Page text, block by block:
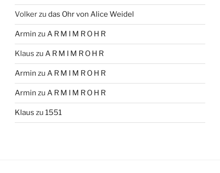
Volkerzu das Ohr von Alice Weidel
Armin zu A R M I M R O H R
Klaus zu A R M I M R O H R
Armin zu A R M I M R O H R
Armin zu A R M I M R O H R
Klaus zu 1551